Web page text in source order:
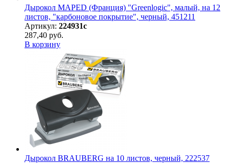
Дырокол MAPED (Франция) "Greenlogic", малый, на 12
листов, "карбоновое покрытие", черный, 451211
Артикул: 224931с
287,40 руб.
В корзину
Дырокол BRAUBERG на 10 листов, черный, 222537